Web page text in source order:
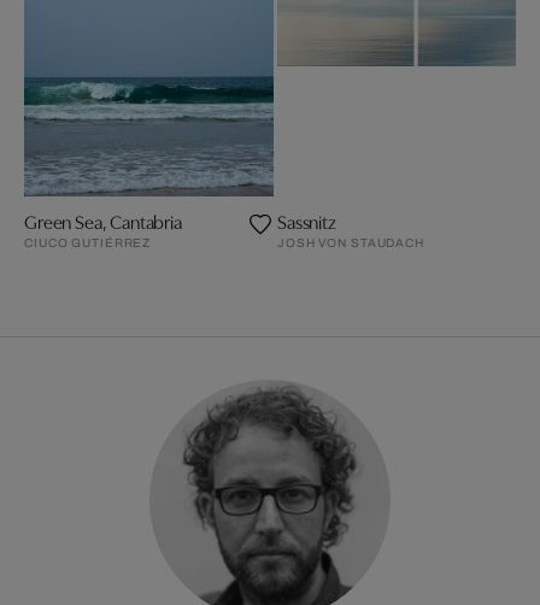
Green Sea, Cantabria
CIUCO GUTIÉRREZ
Sassnitz
JOSH VON STAUDACH